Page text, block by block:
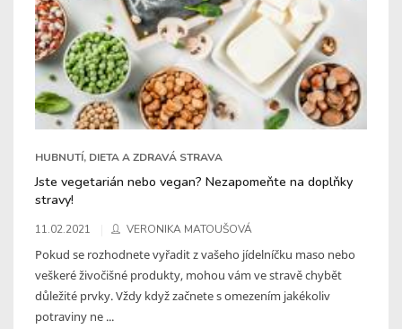
HUBNUTÍ, DIETA A ZDRAVÁ STRAVA
Jste vegetarián nebo vegan? Nezapomeňte na doplňky
stravy!
11.02.2021 VERONIKA MATOUŠOVÁ
Pokud se rozhodnete vyřadit z vašeho jídelníčku maso nebo
veškeré živočišné produkty, mohou vám ve stravě chybět
důležité prvky. Vždy když začnete s omezením jakékoliv
potraviny ne ...